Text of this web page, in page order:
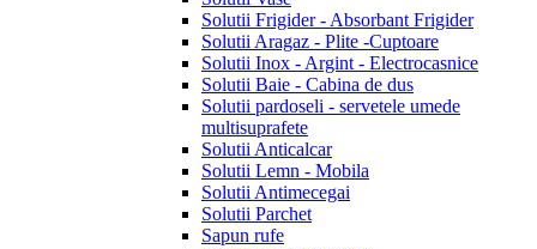
Solutii Frigider - Absorbant Frigider
Solutii Aragaz - Plite -Cuptoare
Solutii Inox - Argint - Electrocasnice
Solutii Baie - Cabina de dus
Solutii pardoseli - servetele umede
multisuprafete
Solutii Anticalcar
Solutii Lemn - Mobila
Solutii Antimecegai
Solutii Parchet
Sapun rufe